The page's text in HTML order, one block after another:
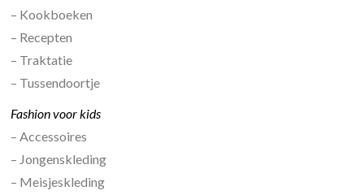
– Kookboeken
– Recepten
– Traktatie
– Tussendoortje
Fashion voor kids
– Accessoires
– Jongenskleding
– Meisjeskleding